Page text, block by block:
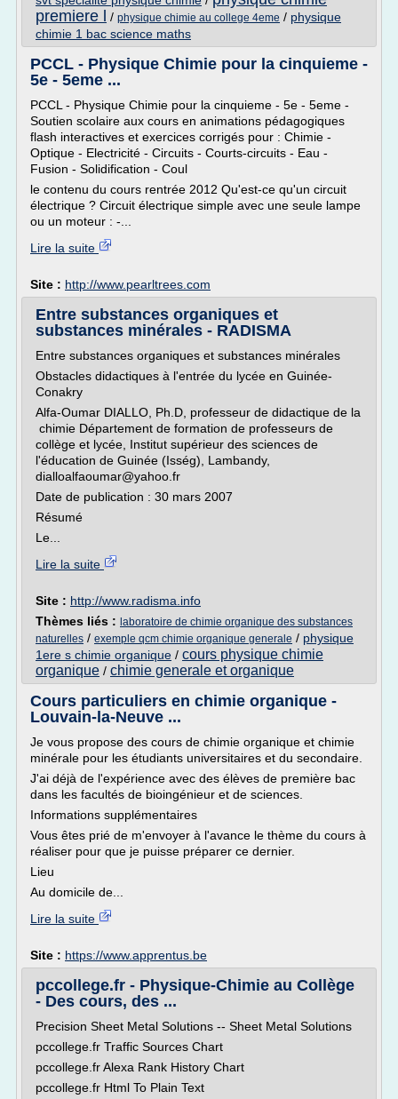
premiere l
/ physique chimie au college 4eme / physique
chimie 1 bac science maths
PCCL - Physique Chimie pour la cinquieme -
5e - 5eme ...
PCCL - Physique Chimie pour la cinquieme - 5e - 5eme -
Soutien scolaire aux cours en animations pédagogiques
flash interactives et exercices corrigés pour : Chimie -
Optique - Electricité - Circuits - Courts-circuits - Eau -
Fusion - Solidification - Coul
le contenu du cours rentrée 2012 Qu'est-ce qu'un circuit
électrique ? Circuit électrique simple avec une seule lampe
ou un moteur : -...
Lire la suite
Site : http://www.pearltrees.com
Entre substances organiques et
substances minérales - RADISMA
Entre substances organiques et substances minérales
Obstacles didactiques à l'entrée du lycée en Guinée-
Conakry
Alfa-Oumar DIALLO, Ph.D, professeur de didactique de la
chimie Département de formation de professeurs de
collège et lycée, Institut supérieur des sciences de
l'éducation de Guinée (Isség), Lambandy,
dialloalfaoumar@yahoo.fr
Date de publication : 30 mars 2007
Résumé
Le...
Lire la suite
Site : http://www.radisma.info
Thèmes liés : laboratoire de chimie organique des substances
naturelles / exemple qcm chimie organique generale / physique
1ere s chimie organique / cours physique chimie
organique / chimie generale et organique
Cours particuliers en chimie organique -
Louvain-la-Neuve ...
Je vous propose des cours de chimie organique et chimie
minérale pour les étudiants universitaires et du secondaire.
J'ai déjà de l'expérience avec des élèves de première bac
dans les facultés de bioingénieur et de sciences.
Informations supplémentaires
Vous êtes prié de m'envoyer à l'avance le thème du cours à
réaliser pour que je puisse préparer ce dernier.
Lieu
Au domicile de...
Lire la suite
Site : https://www.apprentus.be
pccollege.fr - Physique-Chimie au Collège
- Des cours, des ...
Precision Sheet Metal Solutions -- Sheet Metal Solutions
pccollege.fr Traffic Sources Chart
pccollege.fr Alexa Rank History Chart
pccollege.fr Html To Plain Text